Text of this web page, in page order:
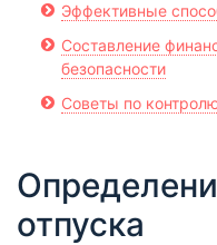
Эффективные
Составление
безопасности
Советы по
отпуска